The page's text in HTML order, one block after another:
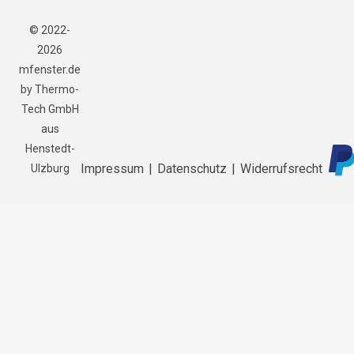
© 2022-
2026
mfenster.de
by Thermo-
Tech GmbH
aus
Henstedt-
Ulzburg
Impressum | Datenschutz | Widerrufsrecht